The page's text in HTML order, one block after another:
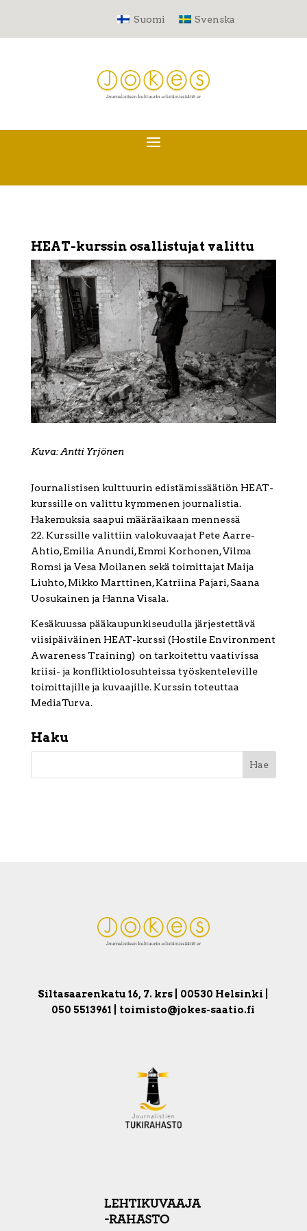
Suomi Svenska
HEAT-kurssin osallistujat valittu
Kuva: Antti Yrjönen
Journalistisen kulttuurin edistämissäätiön HEAT-
kurssille on valittu kymmenen journalistia.
Hakemuksia saapui määräaikaan mennessä
22. Kurssille valittiin valokuvaajat Pete Aarre-
Ahtio, Emilia Anundi, Emmi Korhonen, Vilma
Romsi ja Vesa Moilanen sekä toimittajat Maija
Liuhto, Mikko Marttinen, Katriina Pajari, Saana
Uosukainen ja Hanna Visala.
Kesäkuussa pääkaupunkiseudulla järjestettävä
viisipäiväinen HEAT-kurssi (Hostile Environment
Awareness Training) on tarkoitettu vaativissa
kriisi- ja konfliktiolosuhteissa työskenteleville
toimittajille ja kuvaajille. Kurssin toteuttaa
MediaTurva.
Haku
Siltasaarenkatu 16, 7. krs | 00530 Helsinki |
050 5513961 | toimisto@jokes-saatio.fi